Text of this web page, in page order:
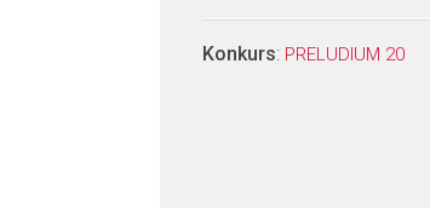
Konkurs: PRELUDIUM 20